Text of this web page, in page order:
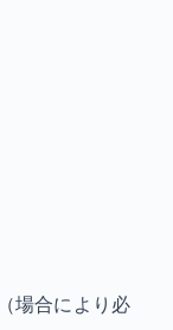
（場合により必